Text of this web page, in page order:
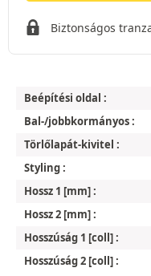
Biztonságos
Beépítési oldal :
Bal-/jobbkormányos :
Törlőlapát-kivitel :
Styling :
Hossz 1 [mm] :
Hossz 2 [mm] :
Hosszúság 1 [coll] :
Hosszúság 2 [coll] :